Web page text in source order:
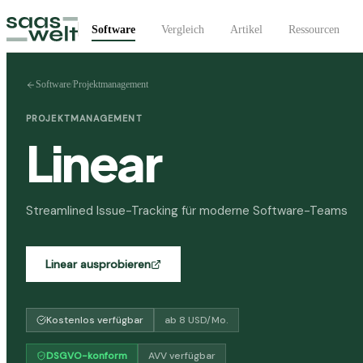
Software Vergleich Artikel Ressourcen
Software/Projektmanagement
PROJEKTMANAGEMENT
Linear
Streamlined Issue-Tracking für moderne Software-Teams
Linearausprobieren
Kostenlos verfügbar ab 8 USD/Mo.
DSGVO-konform AVV verfügbar